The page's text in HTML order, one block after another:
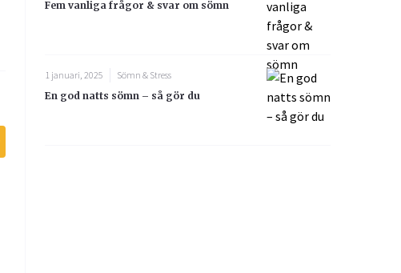
Fem vanliga frågor & svar om sömn
1 januari, 2025
Sömn & Stress
En god natts sömn – så gör du